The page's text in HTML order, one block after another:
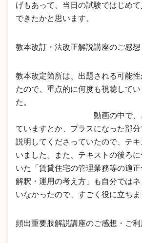
げもあって、当日の試験ではじめ
できたかと思います。
教本改訂・法改正解説講座のご感
教本改定箇所は、出題される可能
たので、重点的に何度も視聴してい
た
動画の中で、この部
ていますとか、プラスになった部
説明してくださっていたので、テ
いました。また、テキストの後ろ
いた「賃貸住宅の管理業務等の適
解釈・運用の考え方」も自分では
いなかったので、すごく役に立ちま
頻出重要肢解説講座のご感想・ご